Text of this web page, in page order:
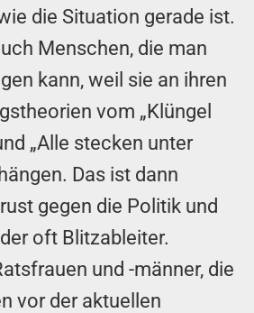
die Situation gerade ist.
Menschen, die man
kann, weil sie an ihren
vom „Klüngel
„Alle stecken unter
Das ist dann
gegen die Politik und
oft Blitzableiter.
und -männer, die
vor der aktuellen